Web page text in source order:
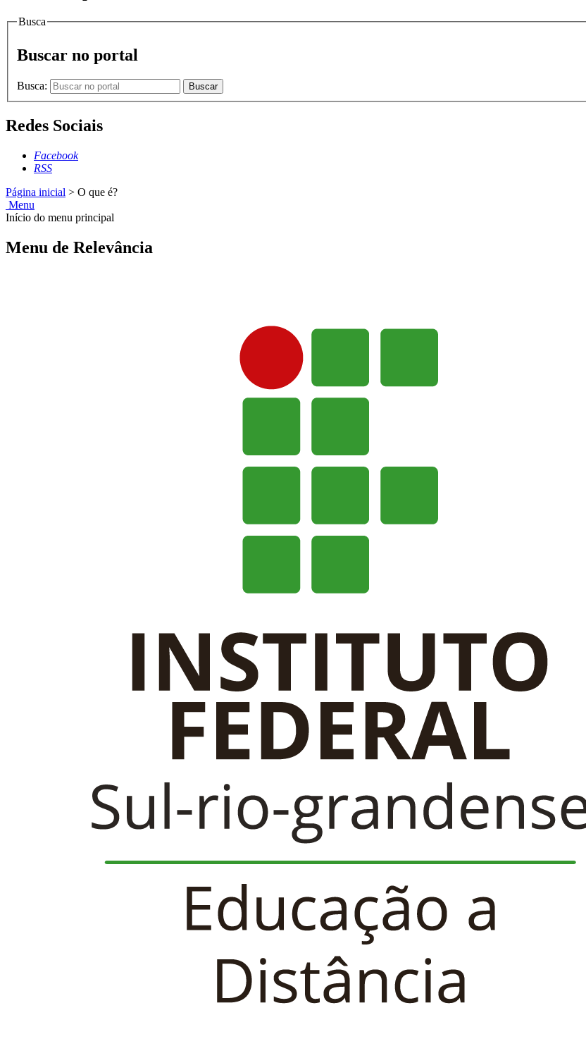
Busca
Buscar no portal
Busca: Buscar
Redes Sociais
Facebook
RSS
Página inicial > O que é?
Menu
Início do menu principal
Menu de Relevância